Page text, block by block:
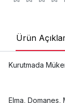
Ürün
Kurutmada
Elma,